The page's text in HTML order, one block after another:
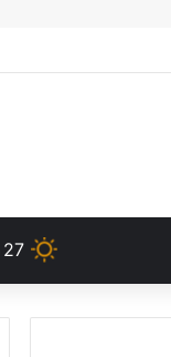
27